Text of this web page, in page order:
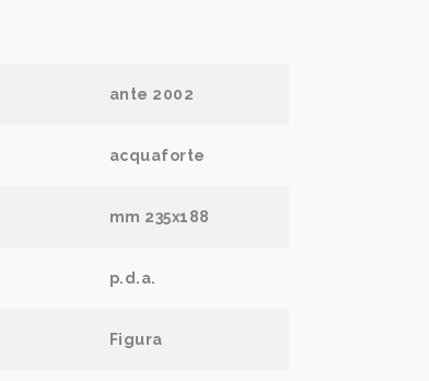
ante 2002
acquaforte
mm 235x188
p.d.a.
Figura